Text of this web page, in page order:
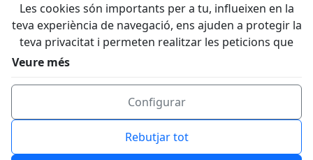
Les cookies són importants per a tu, influeixen en la
teva experiència de navegació, ens ajuden a protegir la
teva privacitat i permeten realitzar les peticions que
ens sol·licitis a través del web. Utilitzem cookies
preferències basada en un perfil elaborat amb els teus
aquelles cookies que no siguin tècniques, així com
Veure més
Configurar
Rebutjar tot